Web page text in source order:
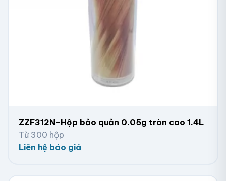
ZZF312N-Hộp bảo quản 0.05g tròn cao 1.4L
Từ 300 hộp
Liên hệ báo giá